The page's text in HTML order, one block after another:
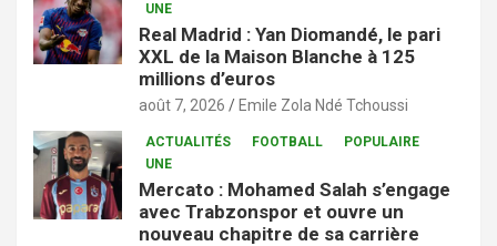
UNE
Real Madrid : Yan Diomandé, le pari
XXL de la Maison Blanche à 125
millions d’euros
août 7, 2026 Emile Zola Ndé Tchoussi
ACTUALITÉS FOOTBALL
POPULAIRE
UNE
Mercato : Mohamed Salah s’engage
avec Trabzonspor et ouvre un
nouveau chapitre de sa carrière